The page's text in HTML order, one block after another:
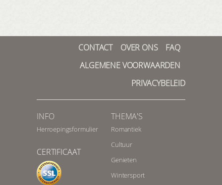
CONTACT OVER ONS
FAQ
ALGEMENE VOORWAARDEN
PRIVACYBELEID
INFO
Herroepingsformulier
CERTIFICAAT
THEMA'S
Romantiek
Cultuur
Genieten
Wintersport